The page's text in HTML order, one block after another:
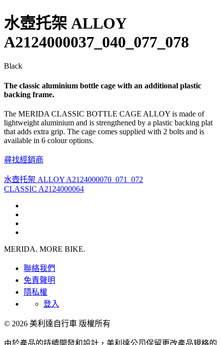
水壺托架 ALLOY
A2124000037_040_077_078
Black
The classic aluminium bottle cage with an additional plastic
backing frame.
The MERIDA CLASSIC BOTTLE CAGE ALLOY is made of
lightweight aluminium and is strengthened by a plastic backing plat
that adds extra grip. The cage comes supplied with 2 bolts and is
available in 6 colour options.
尋找經銷商
水壺托架 ALLOY A2124000070_071_072
CLASSIC A2124000064
MERIDA. MORE BIKE.
聯絡我們
免責聲明
隱私權
登入
© 2026 美利達自行車 版權所有
由於產品的持續開發和設計，美利達公司保留更改產品規格的